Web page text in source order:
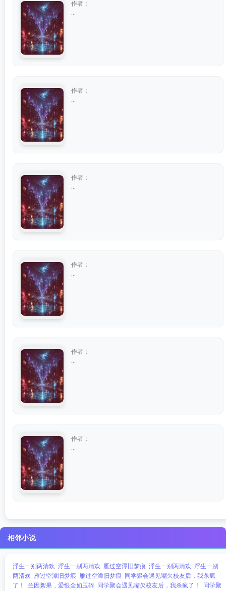
作者：
作者：
作者：
作者：
作者：
作者：
相邻小说
浮生一别两清欢 浮生一别两清欢 雁过空潭旧梦痕 浮生一别两清欢 浮生一别
两清欢 雁过空潭旧梦痕 雁过空潭旧梦痕 同学聚会遇见嘴欠校友后，我杀疯
了！
兰因絮果，爱恨全如玉碎 同学聚会遇见嘴欠校友后，我杀疯了！
同学聚